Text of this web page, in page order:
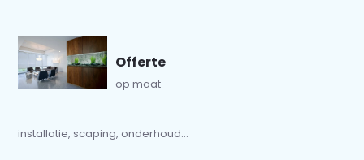
Offerte
op maat
installatie, scaping, onderhoud...